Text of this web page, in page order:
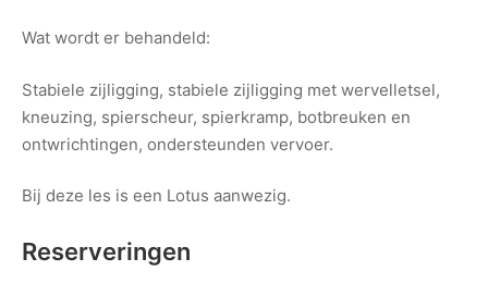
Wat wordt er behandeld:
Stabiele zijligging, stabiele zijligging met wervelletsel,
kneuzing, spierscheur, spierkramp, botbreuken en
ontwrichtingen, ondersteunden vervoer.
Bij deze les is een Lotus aanwezig.
Reserveringen